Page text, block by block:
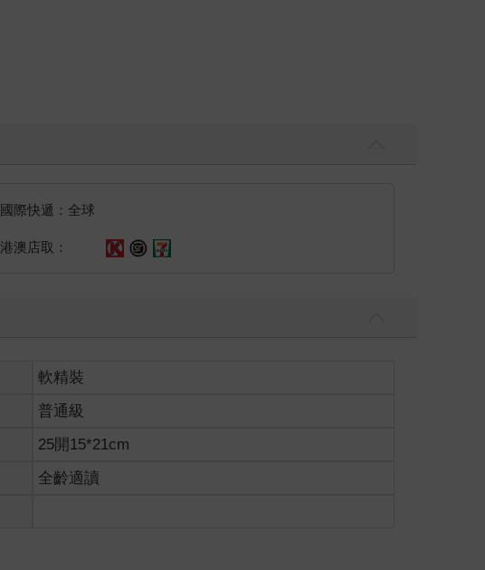
國際快遞：全球
港澳店取：
軟精裝
普通級
25開15*21cm
全齡適讀